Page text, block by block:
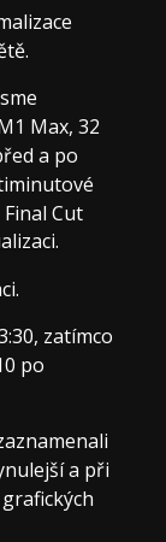
Max, 32
a po
Cut
zatímco
po
a při